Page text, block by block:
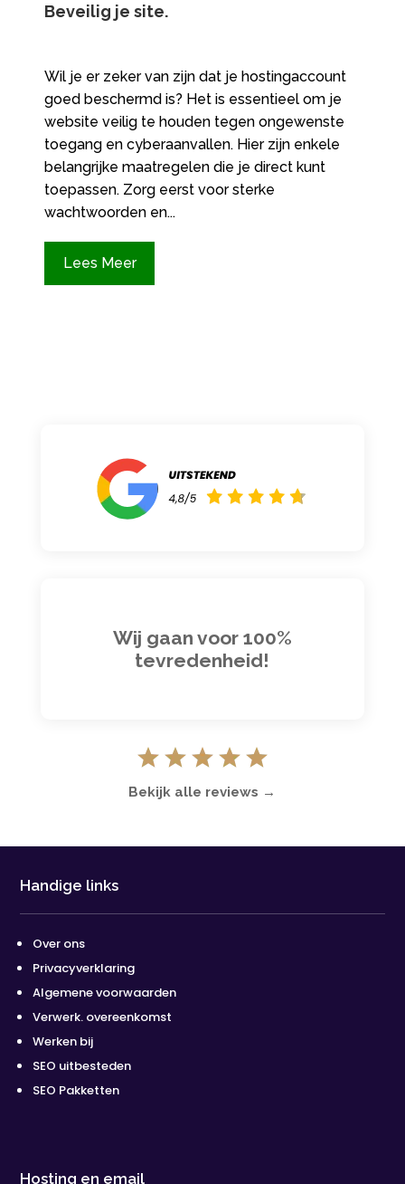
Beveilig je site.​
Wil je er zeker van zijn dat je hostingaccount
goed beschermd is? Het is essentieel om je
website veilig te houden tegen ongewenste
toegang en cyberaanvallen. Hier zijn enkele
belangrijke maatregelen die je direct kunt
toepassen. Zorg eerst voor sterke
wachtwoorden en...
Lees Meer
Wij gaan voor 100%
tevredenheid!
Bekijk alle reviews →
Handige links
Over ons
Privacyverklaring
Algemene voorwaarden
Verwerk. overeenkomst
Werken bij
SEO uitbesteden
SEO Pakketten
Hosting en email